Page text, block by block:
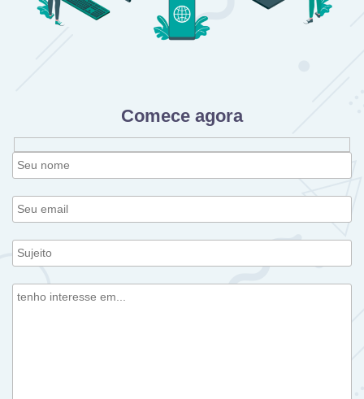
Comece agora